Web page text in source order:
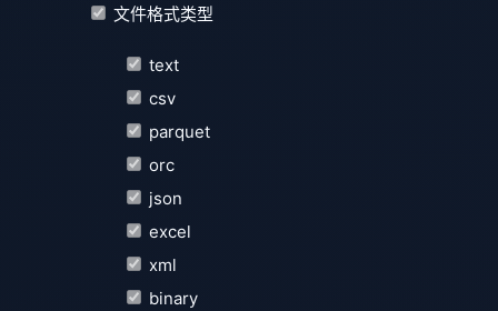
文件格式类型
text
csv
parquet
orc
json
excel
xml
binary